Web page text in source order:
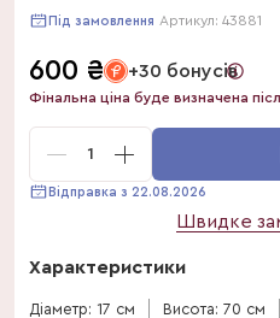
Під замовлення Артикул: 43881
600 ₴ +30 бонусів
Фінальна ціна буде визначена
1
Відправка з 22.08.2026
Швидке
Характеристики
Діаметр: 17 см Висота: 70 см